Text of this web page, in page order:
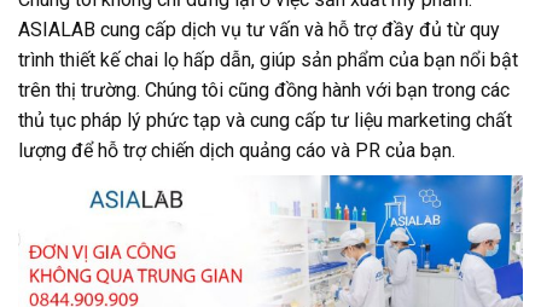
ASIALAB cung cấp dịch vụ tư vấn và hỗ trợ đầy đủ từ quy
trình thiết kế chai lọ hấp dẫn, giúp sản phẩm của bạn nổi bật
trên thị trường. Chúng tôi cũng đồng hành với bạn trong các
thủ tục pháp lý phức tạp và cung cấp tư liệu marketing chất
lượng để hỗ trợ chiến dịch quảng cáo và PR của bạn.